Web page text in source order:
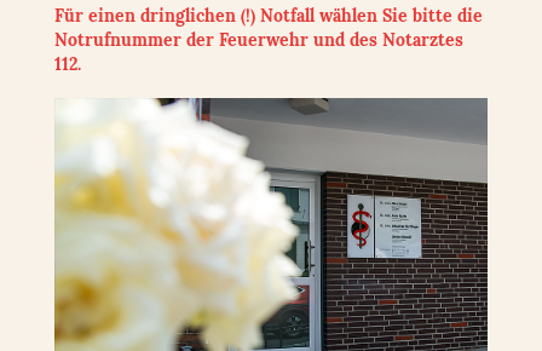
Für einen dringlichen (!) Notfall wählen Sie bitte die
Notrufnummer der Feuerwehr und des Notarztes
112.